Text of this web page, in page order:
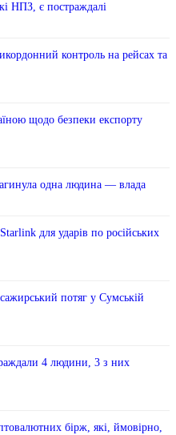
НПЗ, є постраждалі
контроль на рейсах та
щодо безпеки експорту
одна людина — влада
для ударів по російських
потяг у Сумській
4 людини, 3 з них
бірж, які, ймовірно,